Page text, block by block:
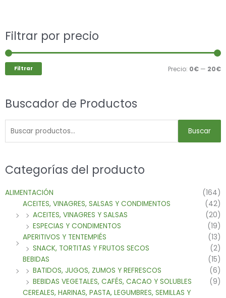
Filtrar por precio
Filtrar Precio: 0€ — 20€
Buscador de Productos
Buscar
Buscar
Categorías del producto
ALIMENTACIÓN
(164)
ACEITES, VINAGRES, SALSAS Y CONDIMENTOS
(42)
ACEITES, VINAGRES Y SALSAS
(20)
ESPECIAS Y CONDIMENTOS
(19)
APERITIVOS Y TENTEMPIÉS
(13)
SNACK, TORTITAS Y FRUTOS SECOS
(2)
BEBIDAS
(15)
BATIDOS, JUGOS, ZUMOS Y REFRESCOS
(6)
BEBIDAS VEGETALES, CAFÉS, CACAO Y SOLUBLES
(9)
CEREALES, HARINAS, PASTA, LEGUMBRES, SEMILLAS Y